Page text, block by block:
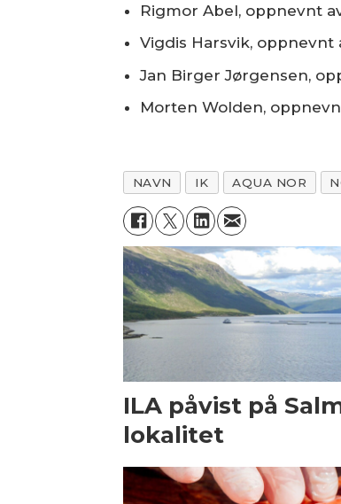
Rigmor Abel, oppnevnt
Vigdis Harsvik, oppnevnt
Jan Birger Jørgensen,
Morten Wolden,
NAVN IK AQUA NOR
ILA påvist på
lokalitet